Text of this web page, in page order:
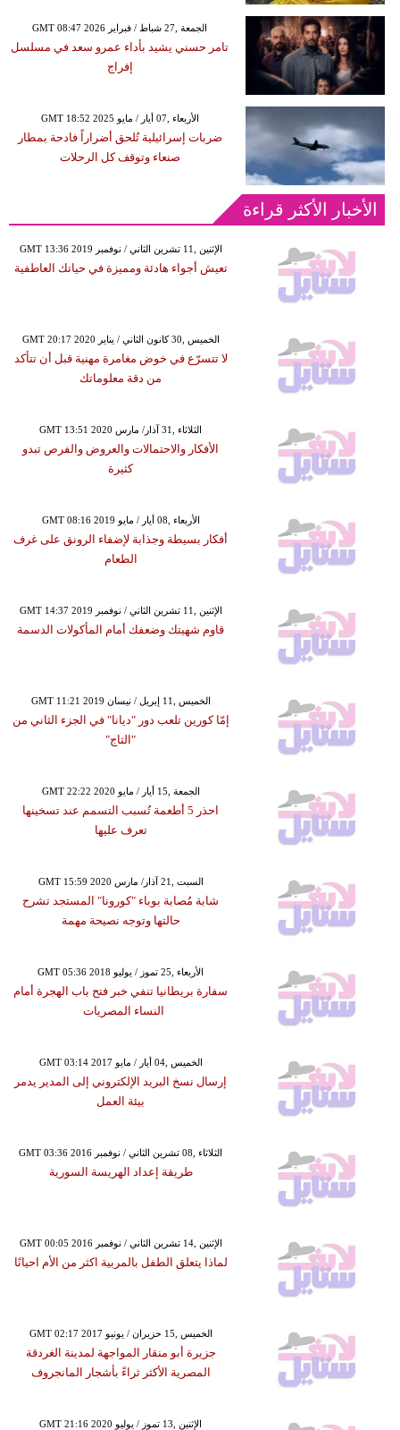
GMT 08:47 2026 الجمعة ,27 شباط / فبراير
تامر حسني يشيد بأداء عمرو سعد في مسلسل
إفراج
GMT 18:52 2025 الأربعاء ,07 أيار / مايو
ضربات إسرائيلية تُلحق أضراراً فادحة بمطار
صنعاء وتوقف كل الرحلات
الأخبار الأكثر قراءة
GMT 13:36 2019 الإثنين ,11 تشرين الثاني / نوفمبر
تعيش أجواء هادئة ومميزة في حياتك العاطفية
GMT 20:17 2020 الخميس ,30 كانون الثاني / يناير
لا تتسرّع في خوض مغامرة مهنية قبل أن تتأكد
من دقة معلوماتك
GMT 13:51 2020 الثلاثاء ,31 آذار/ مارس
الأفكار والاحتمالات والعروض والفرص تبدو
كثيرة
GMT 08:16 2019 الأربعاء ,08 أيار / مايو
أفكار بسيطة وجذابة لإضفاء الرونق على غرف
الطعام
GMT 14:37 2019 الإثنين ,11 تشرين الثاني / نوفمبر
قاوم شهيتك وضعفك أمام المأكولات الدسمة
GMT 11:21 2019 الخميس ,11 إبريل / نيسان
إمّا كورين تلعب دور "ديانا" في الجزء الثاني من
"التاج"
GMT 22:22 2020 الجمعة ,15 أيار / مايو
احذر 5 أطعمة تُسبب التسمم عند تسخينها
تعرف عليها
GMT 15:59 2020 السبت ,21 آذار/ مارس
شابة مُصابة بوباء "كورونا" المستجد تشرح
حالتها وتوجه نصيحة مهمة
GMT 05:36 2018 الأربعاء ,25 تموز / يوليو
سفارة بريطانيا تنفي خبر فتح باب الهجرة أمام
النساء المصريات
GMT 03:14 2017 الخميس ,04 أيار / مايو
إرسال نسخ البريد الإلكتروني إلى المدير يدمر
بيئة العمل
GMT 03:36 2016 الثلاثاء ,08 تشرين الثاني / نوفمبر
طريقة إعداد الهريسة السورية
GMT 00:05 2016 الإثنين ,14 تشرين الثاني / نوفمبر
لماذا يتعلق الطفل بالمربية اكثر من الأم احيانًا
GMT 02:17 2017 الخميس ,15 حزيران / يونيو
جزيرة أبو منقار المواجهة لمدينة الغردقة
المصرية الأكثر ثراءً بأشجار المانجروف
GMT 21:16 2020 الإثنين ,13 تموز / يوليو